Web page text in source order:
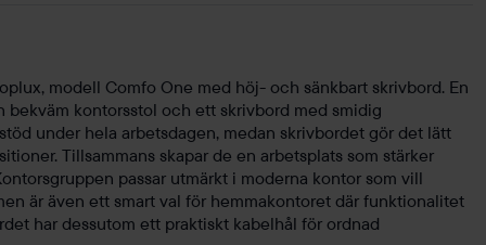
modell Comfo One med höj- och sänkbart skrivbord. En
bekväm kontorsstol och ett skrivbord med smidig
under hela arbetsdagen, medan skrivbordet gör det lätt
Tillsammans skapar de en arbetsplats som stärker
passar utmärkt i moderna kontor som vill
är även ett smart val för hemmakontoret där funktionalitet
har dessutom ett praktiskt kabelhål för ordnad